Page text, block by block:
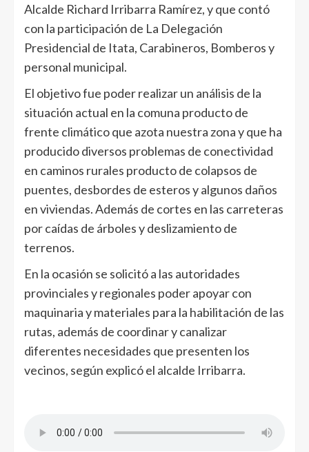
Alcalde Richard Irribarra Ramírez, y que contó
con la participación de La Delegación
Presidencial de Itata, Carabineros, Bomberos y
personal municipal.
El objetivo fue poder realizar un análisis de la
situación actual en la comuna producto de
frente climático que azota nuestra zona y que ha
producido diversos problemas de conectividad
en caminos rurales producto de colapsos de
puentes, desbordes de esteros y algunos daños
en viviendas. Además de cortes en las carreteras
por caídas de árboles y deslizamiento de
terrenos.
En la ocasión se solicitó a las autoridades
provinciales y regionales poder apoyar con
maquinaria y materiales para la habilitación de las
rutas, además de coordinar y canalizar
diferentes necesidades que presenten los
vecinos, según explicó el alcalde Irribarra.